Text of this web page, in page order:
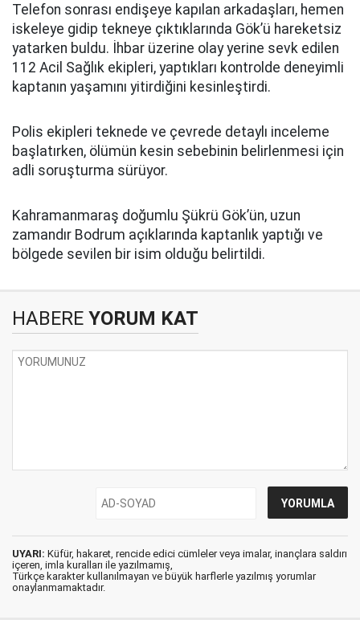
Telefon sonrası endişeye kapılan arkadaşları, hemen
iskeleye gidip tekneye çıktıklarında Gök’ü hareketsiz
yatarken buldu. İhbar üzerine olay yerine sevk edilen
112 Acil Sağlık ekipleri, yaptıkları kontrolde deneyimli
kaptanın yaşamını yitirdiğini kesinleştirdi.
Polis ekipleri teknede ve çevrede detaylı inceleme
başlatırken, ölümün kesin sebebinin belirlenmesi için
adli soruşturma sürüyor.
Kahramanmaraş doğumlu Şükrü Gök’ün, uzun
zamandır Bodrum açıklarında kaptanlık yaptığı ve
bölgede sevilen bir isim olduğu belirtildi.
HABERE YORUM KAT
UYARI: Küfür, hakaret, rencide edici cümleler veya imalar, inançlara saldırı
içeren, imla kuralları ile yazılmamış,
Türkçe karakter kullanılmayan ve büyük harflerle yazılmış yorumlar
onaylanmamaktadır.